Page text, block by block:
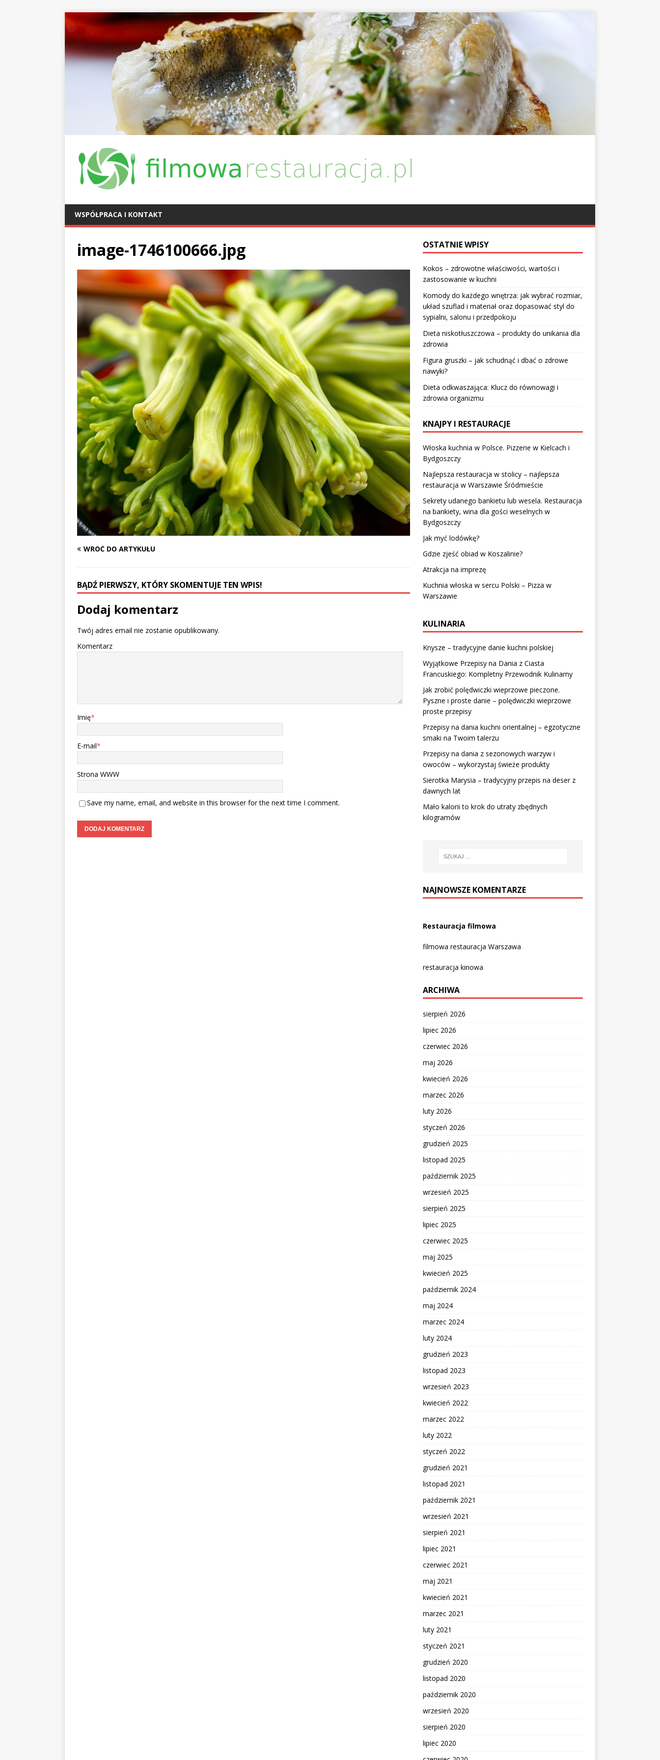
WSPÓŁPRACA I KONTAKT
image-1746100666.jpg
WRÓĆ DO ARTYKUŁU
BĄDŹ PIERWSZY, KTÓRY SKOMENTUJE TEN WPIS!
Dodaj komentarz
Twój adres email nie zostanie opublikowany.
Komentarz
Imię*
E-mail*
Strona WWW
Save my name, email, and website in this browser for the next time I comment.
OSTATNIE WPISY
Kokos – zdrowotne właściwości, wartości i
zastosowanie w kuchni
Komody do każdego wnętrza: jak wybrać rozmiar,
układ szuflad i materiał oraz dopasować styl do
sypialni, salonu i przedpokoju
Dieta niskotłuszczowa – produkty do unikania dla
zdrowia
Figura gruszki – jak schudnąć i dbać o zdrowe
nawyki?
Dieta odkwaszająca: Klucz do równowagi i
zdrowia organizmu
KNAJPY I RESTAURACJE
Włoska kuchnia w Polsce. Pizzerie w Kielcach i
Bydgoszczy
Najlepsza restauracja w stolicy – najlepsza
restauracja w Warszawie Śródmieście
Sekrety udanego bankietu lub wesela. Restauracja
na bankiety, wina dla gości weselnych w
Bydgoszczy
Jak myć lodówkę?
Gdzie zjeść obiad w Koszalinie?
Atrakcja na imprezę
Kuchnia włoska w sercu Polski – Pizza w
Warszawie
KULINARIA
Knysze – tradycyjne danie kuchni polskiej
Wyjątkowe Przepisy na Dania z Ciasta
Francuskiego: Kompletny Przewodnik Kulinarny
Jak zrobić polędwiczki wieprzowe pieczone.
Pyszne i proste danie – polędwiczki wieprzowe
proste przepisy
Przepisy na dania kuchni orientalnej – egzotyczne
smaki na Twoim talerzu
Przepisy na dania z sezonowych warzyw i
owoców – wykorzystaj świeże produkty
Sierotka Marysia – tradycyjny przepis na deser z
dawnych lat
Mało kalorii to krok do utraty zbędnych
kilogramów
NAJNOWSZE KOMENTARZE
Restauracja filmowa
filmowa restauracja Warszawa
restauracja kinowa
ARCHIWA
sierpień 2026
lipiec 2026
czerwiec 2026
maj 2026
kwiecień 2026
marzec 2026
luty 2026
styczeń 2026
grudzień 2025
listopad 2025
październik 2025
wrzesień 2025
sierpień 2025
lipiec 2025
czerwiec 2025
maj 2025
kwiecień 2025
październik 2024
maj 2024
marzec 2024
luty 2024
grudzień 2023
listopad 2023
wrzesień 2023
kwiecień 2022
marzec 2022
luty 2022
styczeń 2022
grudzień 2021
listopad 2021
październik 2021
wrzesień 2021
sierpień 2021
lipiec 2021
czerwiec 2021
maj 2021
kwiecień 2021
marzec 2021
luty 2021
styczeń 2021
grudzień 2020
listopad 2020
październik 2020
wrzesień 2020
sierpień 2020
lipiec 2020